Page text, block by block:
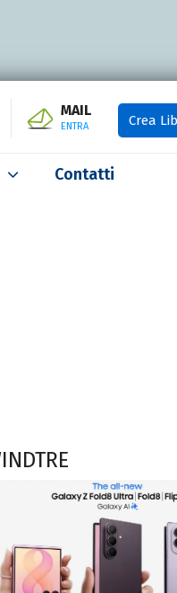
MAIL
ENTRA Crea
Contatti